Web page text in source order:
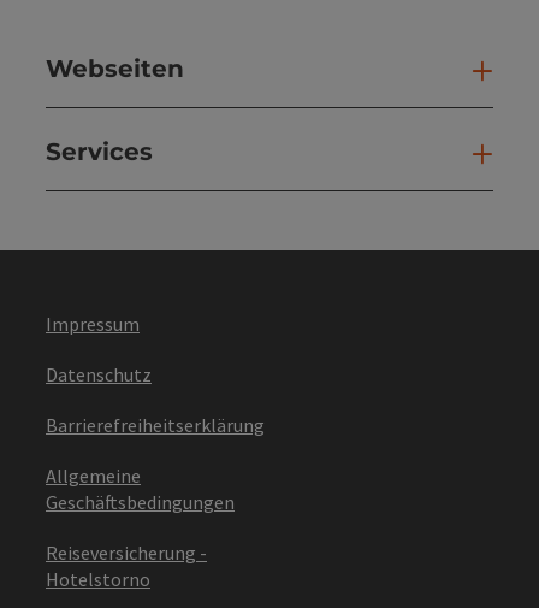
Webseiten
Services
Impressum
Datenschutz
Barrierefreiheitserklärung
Allgemeine
Geschäftsbedingungen
Reiseversicherung -
Hotelstorno